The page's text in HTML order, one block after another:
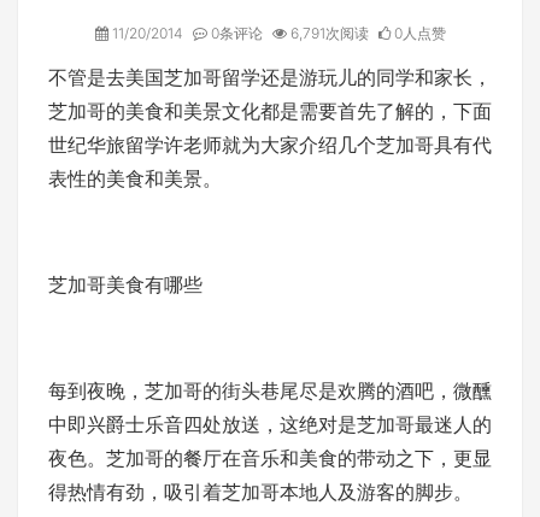
11/20/2014 0条评论 6,791次阅读 0人点赞
不管是去美国芝加哥留学还是游玩儿的同学和家长，
芝加哥的美食和美景文化都是需要首先了解的，下面
世纪华旅留学许老师就为大家介绍几个芝加哥具有代
表性的美食和美景。
芝加哥美食有哪些
每到夜晚，芝加哥的街头巷尾尽是欢腾的酒吧，微醺
中即兴爵士乐音四处放送，这绝对是芝加哥最迷人的
夜色。芝加哥的餐厅在音乐和美食的带动之下，更显
得热情有劲，吸引着芝加哥本地人及游客的脚步。